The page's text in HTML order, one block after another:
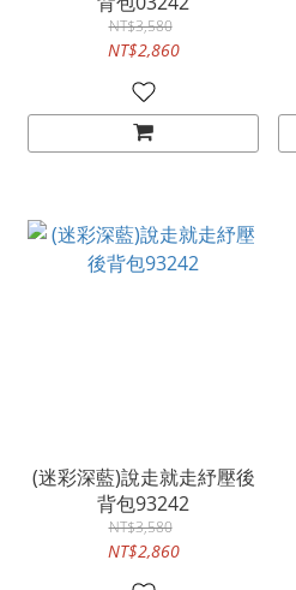
NT$3,580
NT$2,860
(迷彩深藍)說走就走紓壓後
背包93242
NT$3,580
NT$2,860